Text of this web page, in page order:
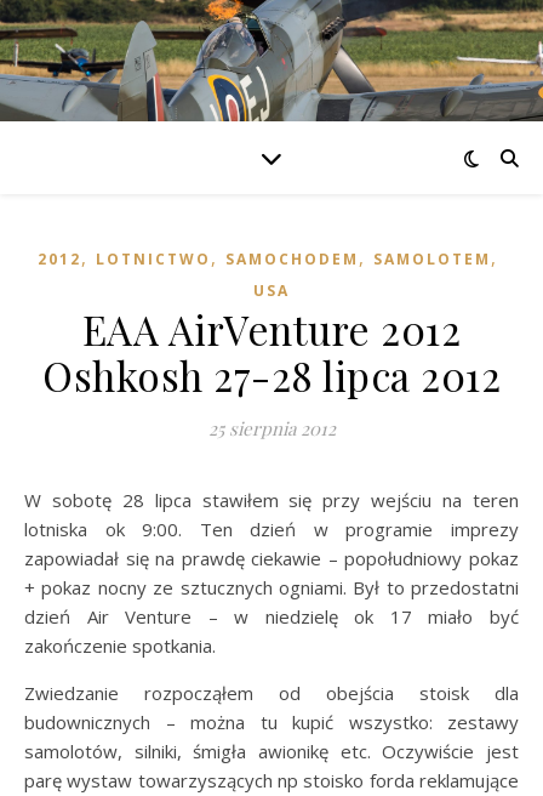
2012, LOTNICTWO , SAMOCHODEM , SAMOLOTEM ,
USA
EAA AirVenture 2012
Oshkosh 27-28 lipca 2012
25 sierpnia 2012
W sobotę 28 lipca stawiłem się przy wejściu na teren
lotniska ok 9:00. Ten dzień w programie imprezy
zapowiadał się na prawdę ciekawie – popołudniowy pokaz
+ pokaz nocny ze sztucznych ogniami. Był to przedostatni
dzień Air Venture – w niedzielę ok 17 miało być
zakończenie spotkania.
Zwiedzanie rozpocząłem od obejścia stoisk dla
budownicznych – można tu kupić wszystko: zestawy
samolotów, silniki, śmigła awionikę etc. Oczywiście jest
parę wystaw towarzyszących np stoisko forda reklamujące